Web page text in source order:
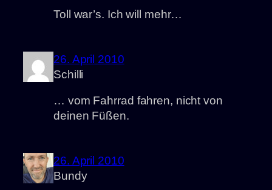
Toll war’s. Ich will mehr…
26. April 2010
Schilli
… vom Fahrrad fahren, nicht von
deinen Füßen.
26. April 2010
Bundy